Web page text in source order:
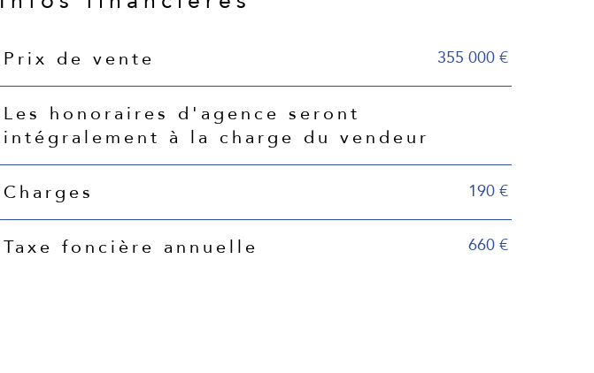
Caractéristiques Valeurs
Prix de vente 355 000 €
Les honoraires d'agence seront
intégralement à la charge du vendeur
Charges 190 €
Taxe foncière annuelle 660 €